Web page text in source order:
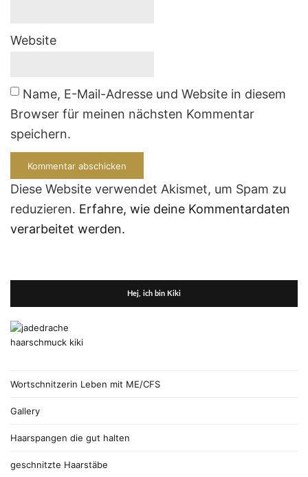
Website
Name, E-Mail-Adresse und Website in diesem
Browser für meinen nächsten Kommentar
speichern.
Diese Website verwendet Akismet, um Spam zu
reduzieren. Erfahre, wie deine Kommentardaten
verarbeitet werden.
Hej, ich bin Kiki
Wortschnitzerin Leben mit ME/CFS
Gallery
Haarspangen die gut halten
geschnitzte Haarstäbe